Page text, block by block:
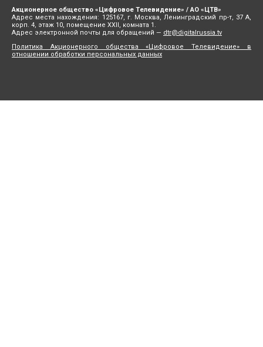
Акционерное общество «Цифровое Телевидение» / АО «ЦТВ»
Адрес места нахождения: 125167, г. Москва, Ленинградский пр-т, 37 А,
корп. 4, этаж 10, помещение XXII, комната 1.
Адрес электронной почты для обращений — dtr@digitalrussia.tv
Политика Акционерного общества «Цифровое Телевидение» в
отношении обработки персональных данных